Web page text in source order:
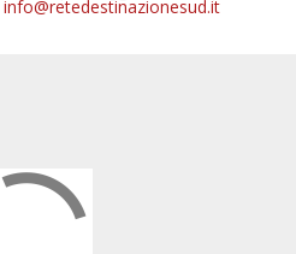
info@retedestinazionesud.it